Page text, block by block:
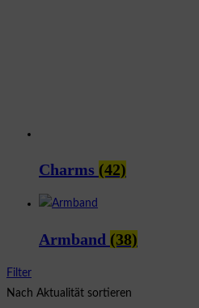
Charms (42)
Armband (38)
Filter
Nach Aktualität sortieren